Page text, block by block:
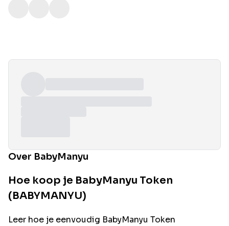
Over BabyManyu
Hoe koop je BabyManyu Token
(BABYMANYU)
Leer hoe je eenvoudig BabyManyu Token